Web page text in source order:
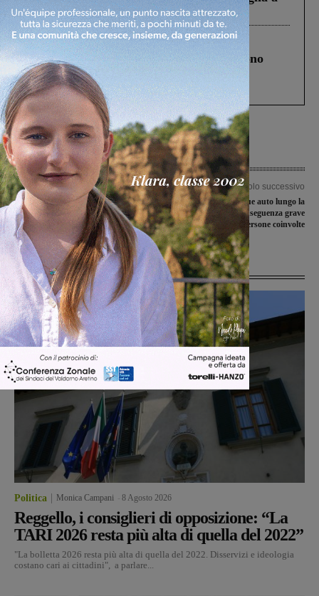
Levane nel 2020
Cronaca 4 Agosto 2026
Un anno fa la strage in A1 in cui morirono
Gianni, Giulia e Franco. Lo schianto, il
processo, lo stop ai sorpassi fra tir....
Articolo precedente
Due impegni ravvicinati attendono il
Montevarchi: aquilotti in campo
sabato e poi martedì
Articolo successivo
Scontro fra due auto lungo la
Poggilupi, nessuna conseguenza grave
per le persone coinvolte
Ultime Notizie
Politica Monica Campani 8 Agosto 2026
Reggello, i consiglieri di opposizione: “La
TARI 2026 resta più alta di quella del 2022”
"La bolletta 2026 resta più alta di quella del 2022. Disservizi e ideologia
costano cari ai cittadini", a parlare...